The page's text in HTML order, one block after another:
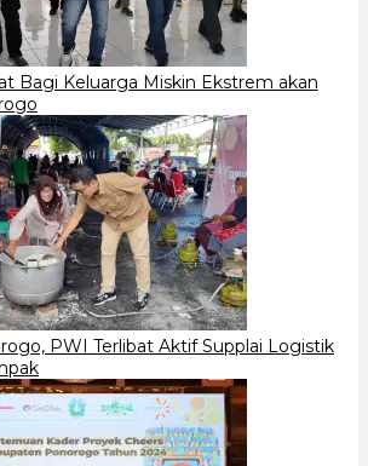
Bagi Keluarga Miskin Ekstrem akan
PWI Terlibat Aktif Supplai Logistik